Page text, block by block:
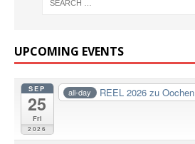
UPCOMING EVENTS
SEP
25
Fri
2026
all-day REEL 2026 zu Oochen